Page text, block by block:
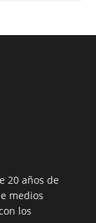
20 años de
medios
los